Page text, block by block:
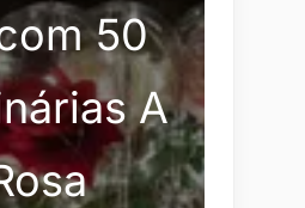
50
A